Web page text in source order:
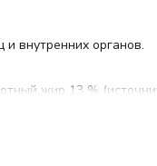
внутренних органов.
жир 13 %
дрожжи (источник
розмарина,